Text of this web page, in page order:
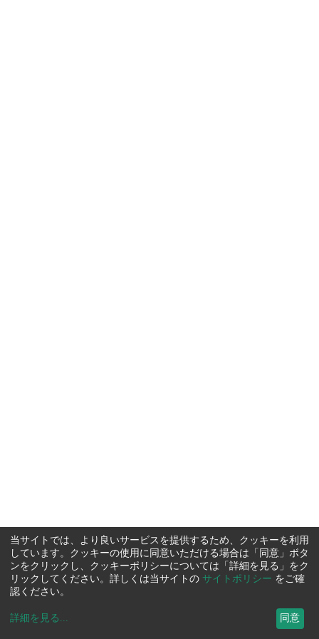
当サイトでは、より良いサービスを提供するため、クッキーを利用
しています。クッキーの使用に同意いただける場合は「同意」ボタ
ンをクリックし、クッキーポリシーについては「詳細を見る」をク
リックしてください。詳しくは当サイトの サイトポリシー をご確
認ください。
詳細を見る ... 同意